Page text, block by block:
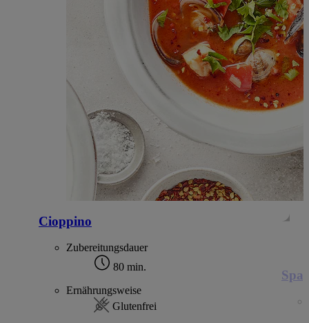
Cioppino
Zubereitungsdauer
80 min.
Ernährungsweise
Glutenfrei